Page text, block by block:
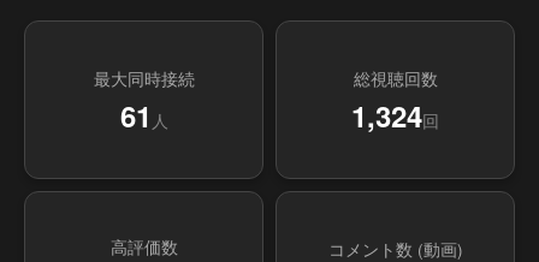
最大同時接続
61 人
総視聴回数
1,324回
高評価数 コメント数 (動画)